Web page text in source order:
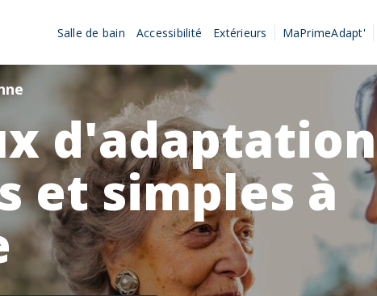
Salle de bain Accessibilité Extérieurs MaPrimeAdapt'
d'adaptation
et simples à